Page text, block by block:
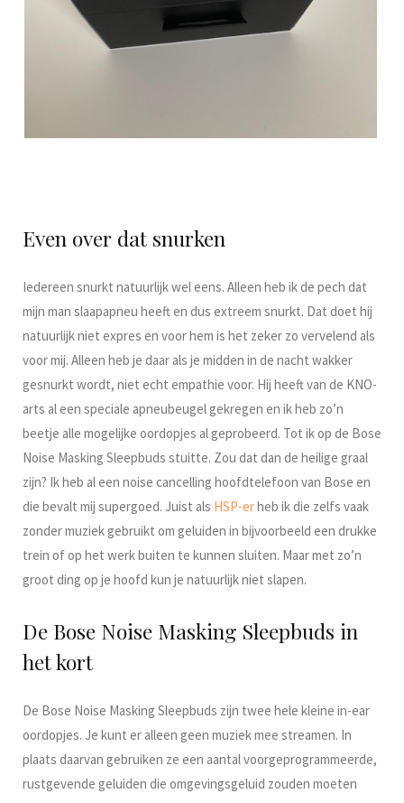
Even over dat snurken
Iedereen snurkt natuurlijk wel eens. Alleen heb ik de pech dat
mijn man slaapapneu heeft en dus extreem snurkt. Dat doet hij
natuurlijk niet expres en voor hem is het zeker zo vervelend als
voor mij. Alleen heb je daar als je midden in de nacht wakker
gesnurkt wordt, niet echt empathie voor. Hij heeft van de KNO-
arts al een speciale apneubeugel gekregen en ik heb zo’n
beetje alle mogelijke oordopjes al geprobeerd. Tot ik op de Bose
Noise Masking Sleepbuds stuitte. Zou dat dan de heilige graal
zijn? Ik heb al een noise cancelling hoofdtelefoon van Bose en
die bevalt mij supergoed. Juist als HSP-erheb ik die zelfs vaak
zonder muziek gebruikt om geluiden in bijvoorbeeld een drukke
trein of op het werk buiten te kunnen sluiten. Maar met zo’n
groot ding op je hoofd kun je natuurlijk niet slapen.
De Bose Noise Masking Sleepbuds in
het kort
De Bose Noise Masking Sleepbuds zijn twee hele kleine in-ear
oordopjes. Je kunt er alleen geen muziek mee streamen. In
plaats daarvan gebruiken ze een aantal voorgeprogrammeerde,
rustgevende geluiden die omgevingsgeluid zouden moeten